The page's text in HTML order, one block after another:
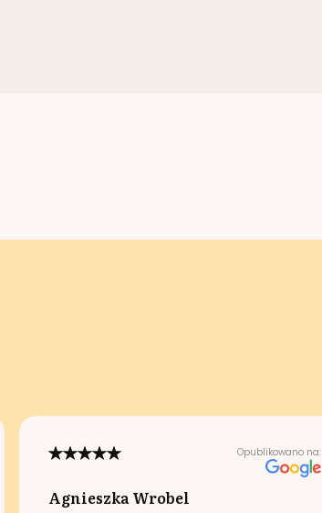
Opublikowano na:
Agnieszka Wrobel